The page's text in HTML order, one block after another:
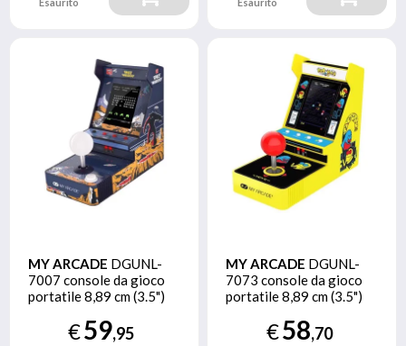
MY ARCADE DGUNL-
7007 console da gioco
portatile 8,89 cm (3.5")
€59,95
MY ARCADE DGUNL-
7073 console da gioco
portatile 8,89 cm (3.5")
€58,70